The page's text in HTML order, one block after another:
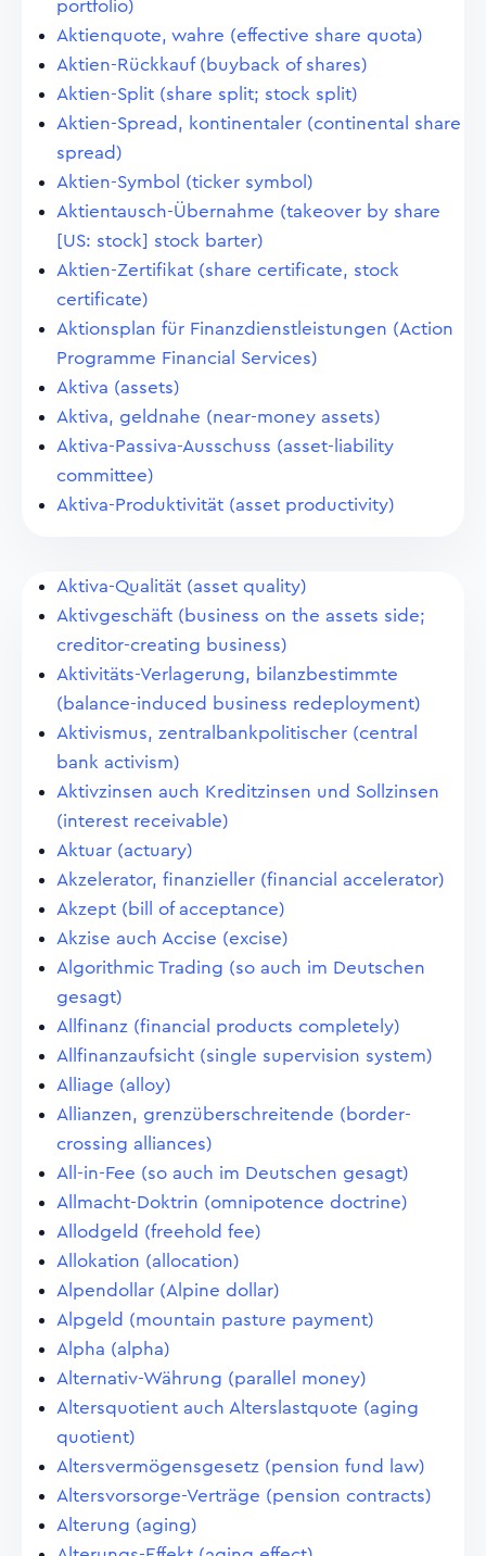
portfolio)
Aktienquote, wahre (effective share quota)
Aktien-Rückkauf (buyback of shares)
Aktien-Split (share split; stock split)
Aktien-Spread, kontinentaler (continental share
spread)
Aktien-Symbol (ticker symbol)
Aktientausch-Übernahme (takeover by share
[US: stock] stock barter)
Aktien-Zertifikat (share certificate, stock
certificate)
Aktionsplan für Finanzdienstleistungen (Action
Programme Financial Services)
Aktiva (assets)
Aktiva, geldnahe (near-money assets)
Aktiva-Passiva-Ausschuss (asset-liability
committee)
Aktiva-Produktivität (asset productivity)
Aktiva-Qualität (asset quality)
Aktivgeschäft (business on the assets side;
creditor-creating business)
Aktivitäts-Verlagerung, bilanzbestimmte
(balance-induced business redeployment)
Aktivismus, zentralbankpolitischer (central
bank activism)
Aktivzinsen auch Kreditzinsen und Sollzinsen
(interest receivable)
Aktuar (actuary)
Akzelerator, finanzieller (financial accelerator)
Akzept (bill of acceptance)
Akzise auch Accise (excise)
Algorithmic Trading (so auch im Deutschen
gesagt)
Allfinanz (financial products completely)
Allfinanzaufsicht (single supervision system)
Alliage (alloy)
Allianzen, grenzüberschreitende (border-
crossing alliances)
All-in-Fee (so auch im Deutschen gesagt)
Allmacht-Doktrin (omnipotence doctrine)
Allodgeld (freehold fee)
Allokation (allocation)
Alpendollar (Alpine dollar)
Alpgeld (mountain pasture payment)
Alpha (alpha)
Alternativ-Währung (parallel money)
Altersquotient auch Alterslastquote (aging
quotient)
Altersvermögensgesetz (pension fund law)
Altersvorsorge-Verträge (pension contracts)
Alterung (aging)